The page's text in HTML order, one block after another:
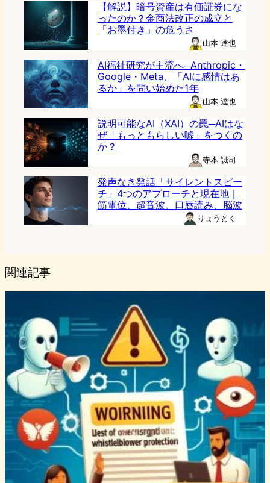
【解説】暗号資産は有価証券にな
ったのか？金商法改正の成立と
「お墨付き」の危うさ
山本 達也
AI福祉研究が主流へ─Anthropic・
Google・Meta、「AIに感情はあ
るか」を問い始めた1年
山本 達也
説明可能なAI（XAI）の罠─AIはな
ぜ「もっともらしい嘘」をつくの
か？
寺本 誠司
発声なき発話「サイレントスピー
チ」4つのアプローチと現在地｜
筋電位、超音波、口唇読み、脳波
りょうとく
関連記事